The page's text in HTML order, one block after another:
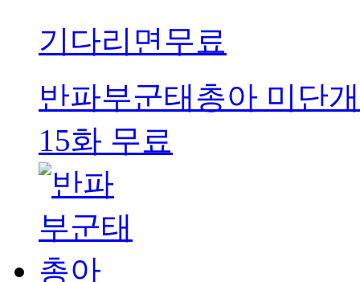
기다리면무료
반파부군태총아 미단
15화 무료